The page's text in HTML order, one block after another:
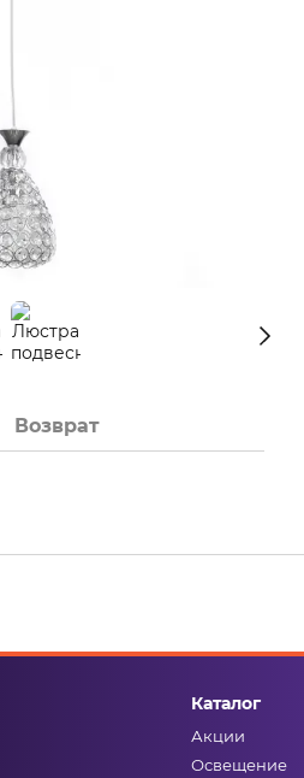
Возврат
Каталог
Акции
Освещение